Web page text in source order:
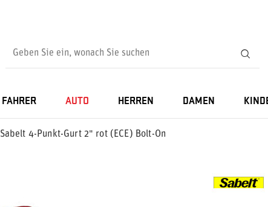
FAHRER AUTO HERREN DAMEN
Sabelt 4-Punkt-Gurt 2" rot (ECE) Bolt-On